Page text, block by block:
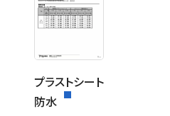
プラストシート
防水